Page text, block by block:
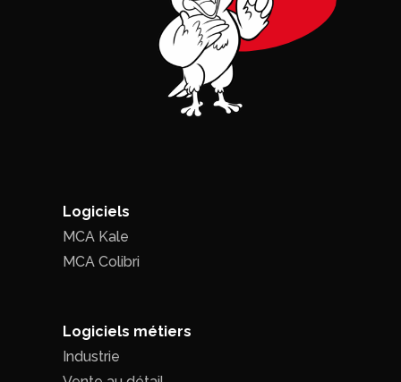
Logiciels
MCA Kale
MCA Colibri
Logiciels métiers
Industrie